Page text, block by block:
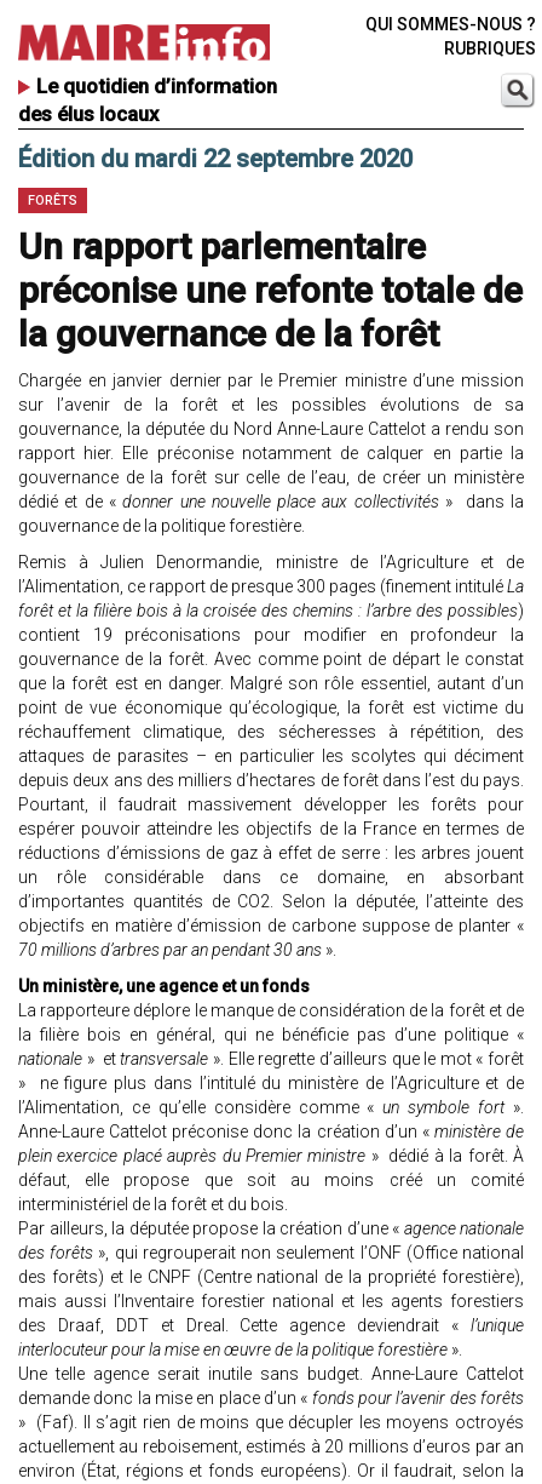
Le quotidien d’information
des élus locaux
QUI SOMMES-NOUS ?
RUBRIQUES
Édition du mardi 22 septembre 2020
FORÊTS
Un rapport parlementaire
préconise une refonte totale de
la gouvernance de la forêt
Chargée en janvier dernier par le Premier ministre d’une mission
sur l’avenir de la forêt et les possibles évolutions de sa
gouvernance, la députée du Nord Anne-Laure Cattelot a rendu son
rapport hier. Elle préconise notamment de calquer en partie la
gouvernance de la forêt sur celle de l’eau, de créer un ministère
dédié et de «donner une nouvelle place aux collectivités» dans la
gouvernance de la politique forestière.
Remis à Julien Denormandie, ministre de l’Agriculture et de
l’Alimentation, ce rapport de presque 300 pages (finement intituléLa
forêt et la filière bois à la croisée des chemins : l’arbre des possibles)
contient 19 préconisations pour modifier en profondeur la
gouvernance de la forêt. Avec comme point de départ le constat
que la forêt est en danger. Malgré son rôle essentiel, autant d’un
point de vue économique qu’écologique, la forêt est victime du
réchauffement climatique, des sécheresses à répétition, des
attaques de parasites – en particulier les scolytes qui déciment
depuis deux ans des milliers d’hectares de forêt dans l’est du pays.
Pourtant, il faudrait massivement développer les forêts pour
espérer pouvoir atteindre les objectifs de la France en termes de
réductions d’émissions de gaz à effet de serre : les arbres jouent
un rôle considérable dans ce domaine, en absorbant
d’importantes quantités de CO2. Selon la députée, l’atteinte des
objectifs en matière d’émission de carbone suppose de planter «
70 millions d’arbres par an pendant 30 ans ».
Un ministère, une agence et un fonds
La rapporteure déplore le manque de considération de la forêt et de
la filière bois en général, qui ne bénéficie pas d’une politique «
nationale » ettransversale ». Elle regrette d’ailleurs que le mot « forêt
» ne figure plus dans l’intitulé du ministère de l’Agriculture et de
l’Alimentation, ce qu’elle considère comme « un symbole fort ».
Anne-Laure Cattelot préconise donc la création d’un « ministère de
plein exercice placé auprès du Premier ministre » dédié à la forêt. À
défaut, elle propose que soit au moins créé un comité
interministériel de la forêt et du bois.
Par ailleurs, la députée propose la création d’une « agence nationale
des forêts », qui regrouperait non seulement l’ONF (Office national
des forêts) et le CNPF (Centre national de la propriété forestière),
mais aussi l’Inventaire forestier national et les agents forestiers
des Draaf, DDT et Dreal. Cette agence deviendrait « l’unique
interlocuteur pour la mise en œuvre de la politique forestière ».
Une telle agence serait inutile sans budget. Anne-Laure Cattelot
demande donc la mise en place d’un « fonds pour l’avenir des forêts
» (Faf). Il s’agit rien de moins que décupler les moyens octroyés
actuellement au reboisement, estimés à 20 millions d’euros par an
environ (État, régions et fonds européens). Or il faudrait, selon la